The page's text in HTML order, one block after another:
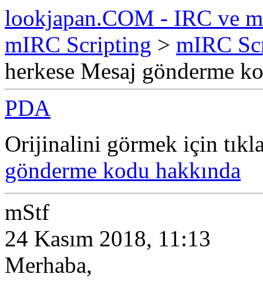
lookjapan.COM - IRC ve
mIRC Scripting > mIRC
herkese Mesaj gönderme
PDA
Orijinalini görmek için
gönderme kodu hakkında
mStf
24 Kasım 2018, 11:13
Merhaba,